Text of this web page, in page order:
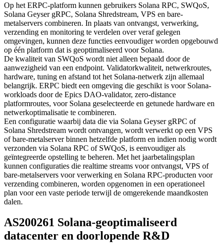
Op het ERPC-platform kunnen gebruikers Solana RPC, SWQoS,
Solana Geyser gRPC, Solana Shredstream, VPS en bare-
metalservers combineren. In plaats van ontvangst, verwerking,
verzending en monitoring te verdelen over veraf gelegen
omgevingen, kunnen deze functies eenvoudiger worden opgebouwd
op één platform dat is geoptimaliseerd voor Solana.
De kwaliteit van SWQoS wordt niet alleen bepaald door de
aanwezigheid van een endpoint. Validatorkwaliteit, netwerkroutes,
hardware, tuning en afstand tot het Solana-netwerk zijn allemaal
belangrijk. ERPC biedt een omgeving die geschikt is voor Solana-
workloads door de Epics DAO-validator, zero-distance
platformroutes, voor Solana geselecteerde en getunede hardware en
netwerkoptimalisatie te combineren.
Een configuratie waarbij data die via Solana Geyser gRPC of
Solana Shredstream wordt ontvangen, wordt verwerkt op een VPS
of bare-metalserver binnen hetzelfde platform en indien nodig wordt
verzonden via Solana RPC of SWQoS, is eenvoudiger als
geïntegreerde opstelling te beheren. Met het jaarbetalingsplan
kunnen configuraties die realtime streams voor ontvangst, VPS of
bare-metalservers voor verwerking en Solana RPC-producten voor
verzending combineren, worden opgenomen in een operationeel
plan voor een vaste periode terwijl de omgerekende maandkosten
dalen.
AS200261 Solana-geoptimaliseerd
datacenter en doorlopende R&D